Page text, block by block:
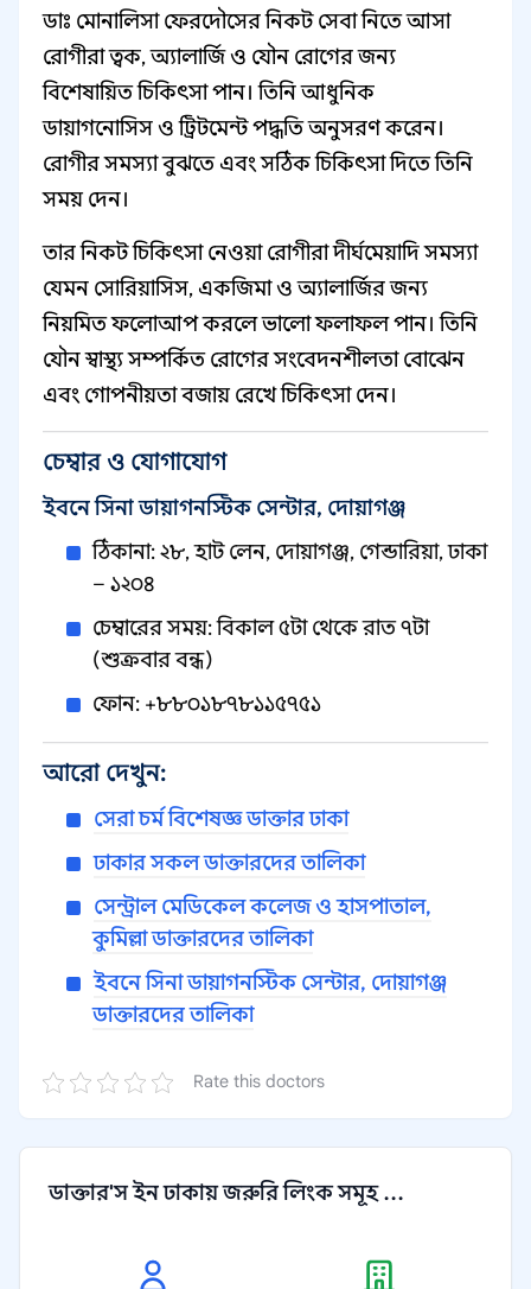
ডাঃ মোনালিসা ফেরদৌসের নিকট সেবা নিতে আসা
রোগীরা ত্বক, অ্যালার্জি ও যৌন রোগের জন্য
বিশেষায়িত চিকিৎসা পান। তিনি আধুনিক
ডায়াগনোসিস ও ট্রিটমেন্ট পদ্ধতি অনুসরণ করেন।
রোগীর সমস্যা বুঝতে এবং সঠিক চিকিৎসা দিতে তিনি
সময় দেন।
তার নিকট চিকিৎসা নেওয়া রোগীরা দীর্ঘমেয়াদি সমস্যা
যেমন সোরিয়াসিস, একজিমা ও অ্যালার্জির জন্য
নিয়মিত ফলোআপ করলে ভালো ফলাফল পান। তিনি
যৌন স্বাস্থ্য সম্পর্কিত রোগের সংবেদনশীলতা বোঝেন
এবং গোপনীয়তা বজায় রেখে চিকিৎসা দেন।
চেম্বার ও যোগাযোগ
ইবনে সিনা ডায়াগনস্টিক সেন্টার, দোয়াগঞ্জ
ঠিকানা: ২৮, হাট লেন, দোয়াগঞ্জ, গেন্ডারিয়া, ঢাকা
– ১২০৪
চেম্বারের সময়: বিকাল ৫টা থেকে রাত ৭টা
(শুক্রবার বন্ধ)
ফোন: +৮৮০১৮৭৮১১৫৭৫১
আরো দেখুন:
সেরা চর্ম বিশেষজ্ঞ ডাক্তার ঢাকা
ঢাকার সকল ডাক্তারদের তালিকা
সেন্ট্রাল মেডিকেল কলেজ ও হাসপাতাল,
কুমিল্লা ডাক্তারদের তালিকা
ইবনে সিনা ডায়াগনস্টিক সেন্টার, দোয়াগঞ্জ
ডাক্তারদের তালিকা
Rate this doctors
ডাক্তার'স ইন ঢাকায় জরুরি লিংক সমূহ ...